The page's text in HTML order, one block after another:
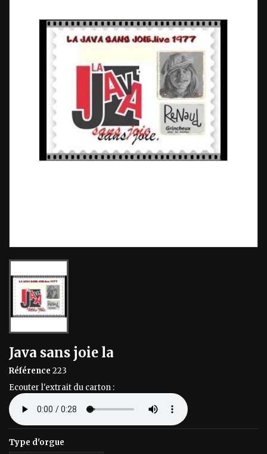
Java sans joie la
Référence 223
Ecouter l'extrait du carton :
Type d'orgue